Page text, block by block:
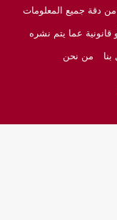
من دقة جميع المعلومات
قانونية عما يتم نشره
من نحن
نيوز